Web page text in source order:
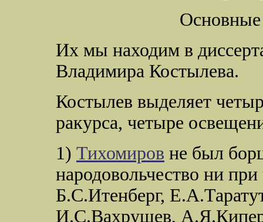
Их мы находим в
Владимира Костылева.
Костылев выделяет
ракурса, четыре
1) Тихомиров не был
народовольчество ни
Б.С.Итенберг,
И.С.Вахрушев,